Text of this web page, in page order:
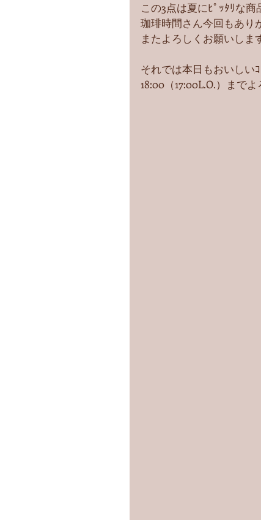
この3点は夏にﾋﾟｯﾀﾘな
珈琲時間さん今回もあ
またよろしくお願いし
それでは本日もおいし
18:00（17:00L.O.）ま